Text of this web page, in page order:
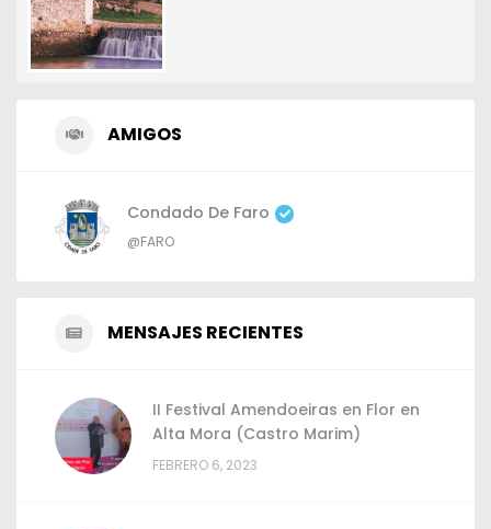
AMIGOS
Condado De Faro
@FARO
MENSAJES RECIENTES
II Festival Amendoeiras en Flor en
Alta Mora (Castro Marim)
FEBRERO 6, 2023